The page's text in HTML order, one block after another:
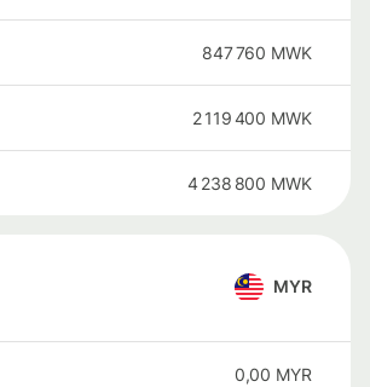
847 760 MWK
2 119 400 MWK
4 238 800 MWK
MYR
0,00 MYR